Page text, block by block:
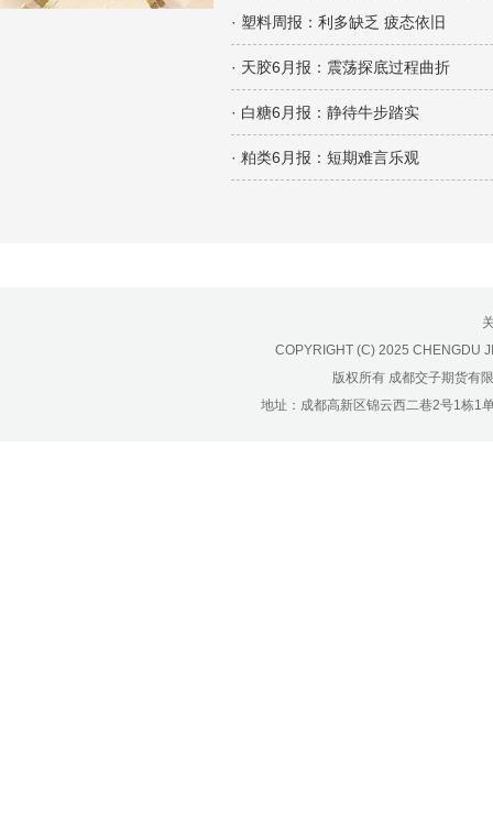
· 塑料周报：利多缺乏 疲态依旧
· 天胶6月报：震荡探底过程曲折
· 白糖6月报：静待牛步踏实
· 粕类6月报：短期难言乐观
COPYRIGHT (C) 2025 CHENGDU
版权所有 成都交子期货有
地址：成都高新区锦云西二巷2号1栋1
0532-83101962
天津营业部：022-58812601，022-
绵阳营业部：0816-2238660，0816-
济南分公司：0531-86123236，